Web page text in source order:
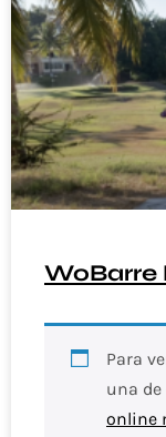
WoBarre
Para
una
online